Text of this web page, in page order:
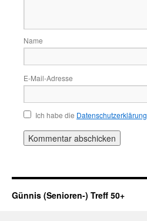
Name
E-Mail-Adresse
Ich habe die Datenschutzerklärung
Günnis (Senioren-) Treff 50+